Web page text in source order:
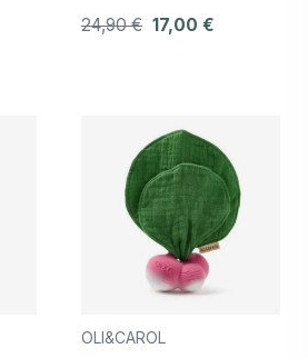
24,90 € 17,00 €
OLI&CAROL